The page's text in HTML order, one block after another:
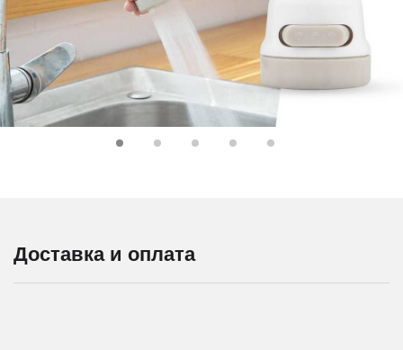
Доставка и оплата